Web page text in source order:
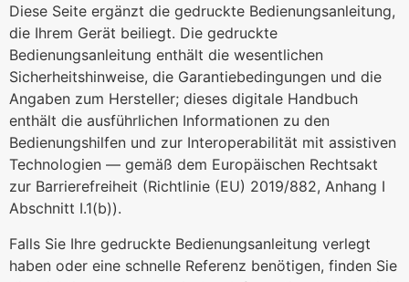
Diese Seite ergänzt die gedruckte Bedienungsanleitung,
die Ihrem Gerät beiliegt. Die gedruckte
Bedienungsanleitung enthält die wesentlichen
Sicherheitshinweise, die Garantiebedingungen und die
Angaben zum Hersteller; dieses digitale Handbuch
enthält die ausführlichen Informationen zu den
Bedienungshilfen und zur Interoperabilität mit assistiven
Technologien — gemäß dem Europäischen Rechtsakt
zur Barrierefreiheit (Richtlinie (EU) 2019/882, Anhang I
Abschnitt I.1(b)).
Falls Sie Ihre gedruckte Bedienungsanleitung verlegt
haben oder eine schnelle Referenz benötigen, finden Sie